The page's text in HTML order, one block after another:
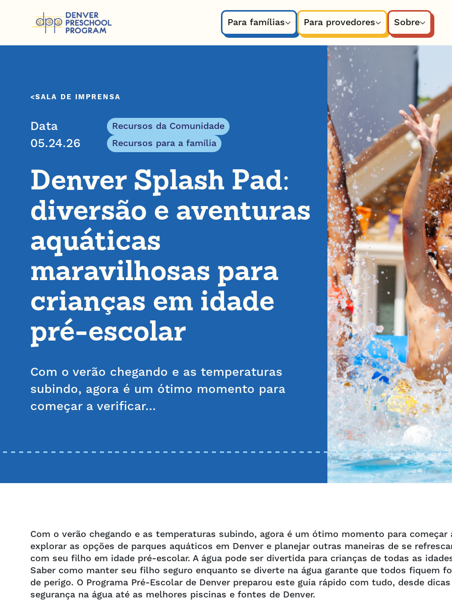
Para famílias
Para provedores Sobre
SALA DE IMPRENSA
Data
05.24.26
Recursos da Comunidade
Recursos para a família
Denver Splash Pad:
diversão e aventuras
aquáticas
maravilhosas para
crianças em idade
pré-escolar
Com o verão chegando e as temperaturas
subindo, agora é um ótimo momento para
começar a verificar…
Com o verão chegando e as temperaturas subindo, agora é um ótimo momento para começar
explorar as opções de parques aquáticos em Denver e planejar outras maneiras de se
com seu filho em idade pré-escolar. A água pode ser divertida para crianças de todas as
Saber como manter seu filho seguro enquanto se diverte na água garante que todos fiquem
de perigo. O Programa Pré-Escolar de Denver preparou este guia rápido com tudo, desde
segurança na água até as melhores piscinas e fontes de Denver.